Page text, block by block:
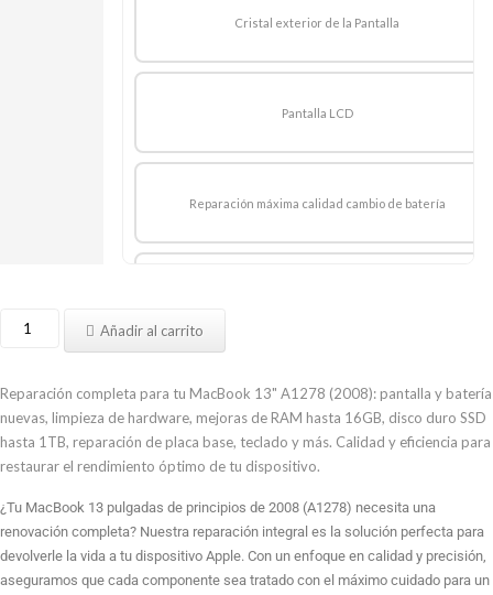
Cristal exterior de la Pantalla
Pantalla LCD
Reparación máxima calidad cambio de batería
Reparación de Chip Gráfico
Reparación de Placa Base
Reparar
pulgadas
principios
2008
A1278
Añadir al carrito
Reparación completa para tu MacBook 13" A1278 (2008): pantalla y batería
nuevas, limpieza de hardware, mejoras de RAM hasta 16GB, disco duro SSD
hasta 1TB, reparación de placa base, teclado y más. Calidad y eficiencia para
restaurar el rendimiento óptimo de tu dispositivo.
¿Tu MacBook 13 pulgadas de principios de 2008 (A1278) necesita una
renovación completa? Nuestra reparación integral es la solución perfecta para
devolverle la vida a tu dispositivo Apple. Con un enfoque en calidad y precisión,
aseguramos que cada componente sea tratado con el máximo cuidado para un